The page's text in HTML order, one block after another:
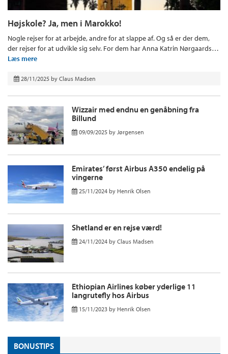
Højskole? Ja, men i Marokko!
Nogle rejser for at arbejde, andre for at slappe af. Og så er der dem,
der rejser for at udvikle sig selv. For dem har Anna Katrin Nørgaards…
Læs mere
28/11/2025 by Claus Madsen
Wizzair med endnu en genåbning fra
Billund
09/09/2025 by Jørgensen
Emirates’ først Airbus A350 endelig på
vingerne
25/11/2024 by Henrik Olsen
Shetland er en rejse værd!
24/11/2024 by Claus Madsen
Ethiopian Airlines køber yderlige 11
langrutefly hos Airbus
15/11/2023 by Henrik Olsen
BONUSTIPS